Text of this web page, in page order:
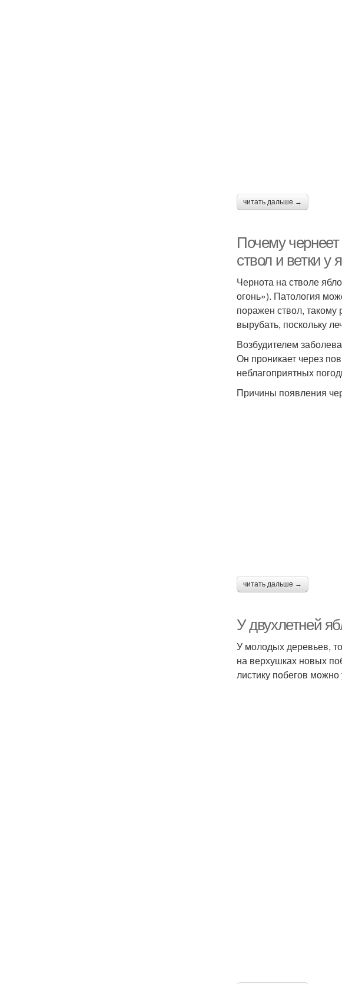
читать дальше →
Почему
ствол и ветки у
Чернота на стволе
огонь»). Патология
поражен ствол, такому
вырубать, поскольку
Возбудителем
Он проникает через
неблагоприятных
Причины появления
читать дальше →
У двухлетней
У молодых деревьев,
на верхушках новых
листику побегов